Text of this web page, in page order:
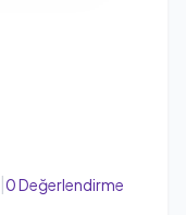
0 Değerlendirme